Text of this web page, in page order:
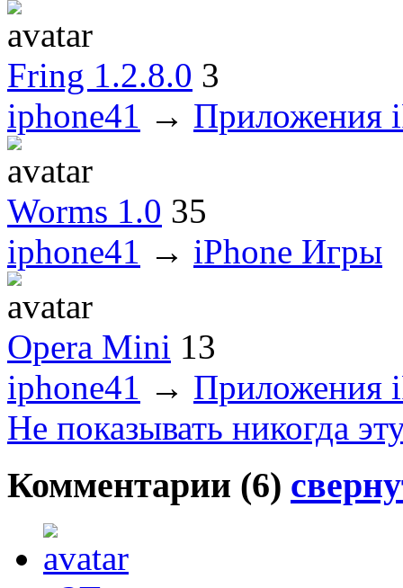
Fring 1.2.8.0 3
iphone41 → Приложения
Worms 1.0 35
iphone41 → iPhone Игры
Opera Mini 13
iphone41 → Приложения
Не показывать никогда
Комментарии (6)